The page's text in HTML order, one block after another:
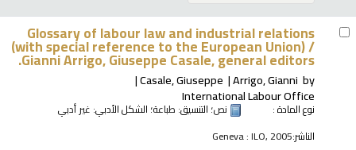
Glossary of labour law and industrial relations
(with special reference to the European Union) /
Gianni Arrigo, Giuseppe Casale, general editors.
by
Arrigo, Gianni
Casale, Giuseppe
International Labour Office
نوع المادة : نص؛ التنسيق: طباعة؛ الشكل الأدبي: غير أدبي
الناشر:Geneva : ILO, 2005